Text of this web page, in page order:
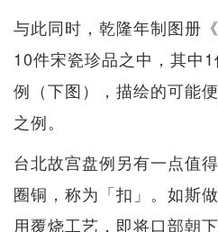
与此同时，乾隆年制图册
10件宋瓷珍品之中，其中
例（下图），描绘的可能
之例。
台北故宫盘例另有一点值
圈铜，称为「扣」。如斯
用覆烧工艺，即将口部朝